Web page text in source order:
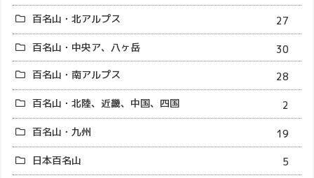
百名山・北アルプス
27
百名山・中央ア、八ヶ岳
30
百名山・南アルプス
28
百名山・北陸、近畿、中国、四国
2
百名山・九州
19
日本百名山
5